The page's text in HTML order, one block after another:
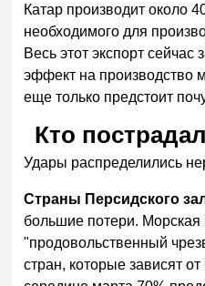
Катар производит около
необходимого для
Весь этот экспорт
эффект на производство
еще только предстоит
Кто
Удары распределились
Страны Персидского
большие потери. Морская
"продовольственный
стран, которые зависят